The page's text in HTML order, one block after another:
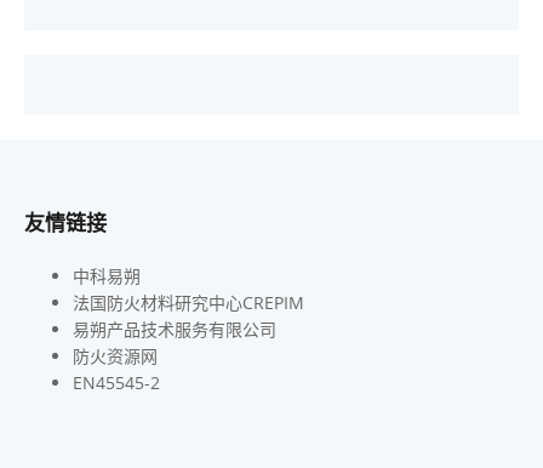
友情链接
中科易朔
法国防火材料研究中心CREPIM
易朔产品技术服务有限公司
防火资源网
EN45545-2